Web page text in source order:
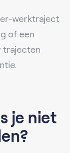
werktraject
of een
trajecten
je niet